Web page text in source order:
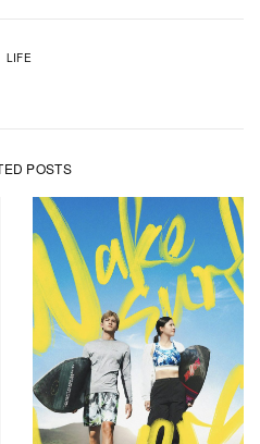
LIFE
POSTS